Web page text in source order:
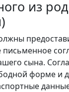
из
сына.
форме и